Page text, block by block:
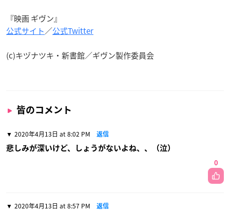
『映画 ギヴン』
公式サイト／公式Twitter
(c)キヅナツキ・新書館／ギヴン製作委員会
皆のコメント
2020年4月13日 at 8:02 PM 返信
悲しみが深いけど、しょうがないよね、、（泣）
0
2020年4月13日 at 8:57 PM 返信